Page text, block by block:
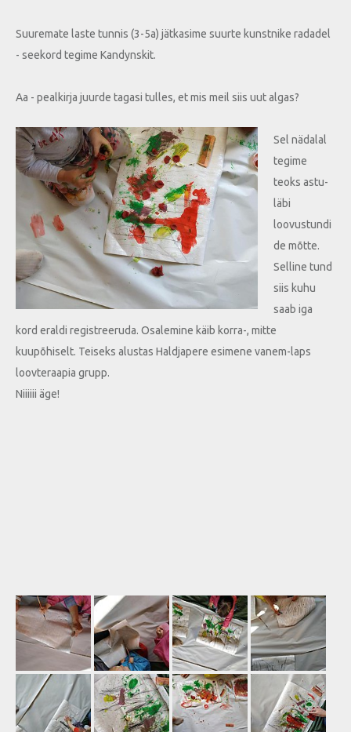
Suuremate laste tunnis (3-5a) jätkasime suurte kunstnike radadel
- seekord tegime Kandynskit.
Aa - pealkirja juurde tagasi tulles, et mis meil siis uut algas?
Sel nädalal
tegime
teoks astu-
läbi
loovustundi
de mõtte.
Selline tund
siis kuhu
saab iga
kord eraldi registreeruda. Osalemine käib korra-, mitte
kuupõhiselt. Teiseks alustas Haldjapere esimene vanem-laps
loovteraapia grupp.
Niiiiii äge!